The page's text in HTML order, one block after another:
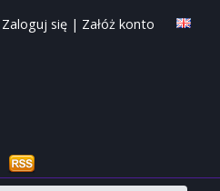
Zaloguj się | Załóż konto